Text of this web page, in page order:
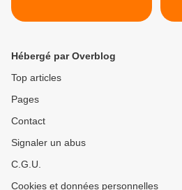
Hébergé par Overblog
Top articles
Pages
Contact
Signaler un abus
C.G.U.
Cookies et données personnelles